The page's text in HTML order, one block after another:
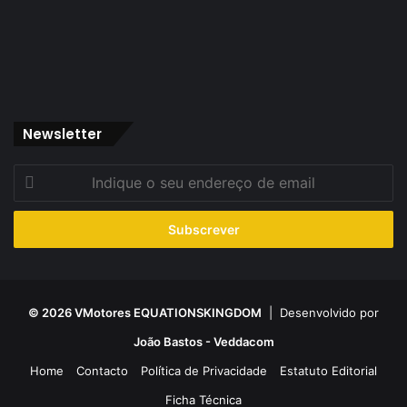
Newsletter
seu
de
© 2026 VMotores EQUATIONSKINGDOM | Desenvolvido por
João Bastos - Veddacom
Home
Contacto Política de Privacidade
Estatuto Editorial
Ficha Técnica